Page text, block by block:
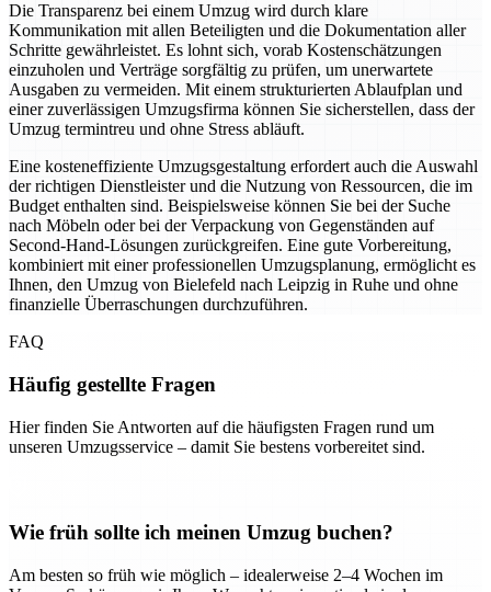
Die Transparenz bei einem Umzug wird durch klare
Kommunikation mit allen Beteiligten und die Dokumentation aller
Schritte gewährleistet. Es lohnt sich, vorab Kostenschätzungen
einzuholen und Verträge sorgfältig zu prüfen, um unerwartete
Ausgaben zu vermeiden. Mit einem strukturierten Ablaufplan und
einer zuverlässigen Umzugsfirma können Sie sicherstellen, dass der
Umzug termintreu und ohne Stress abläuft.
Eine kosteneffiziente Umzugsgestaltung erfordert auch die Auswahl
der richtigen Dienstleister und die Nutzung von Ressourcen, die im
Budget enthalten sind. Beispielsweise können Sie bei der Suche
nach Möbeln oder bei der Verpackung von Gegenständen auf
Second-Hand-Lösungen zurückgreifen. Eine gute Vorbereitung,
kombiniert mit einer professionellen Umzugsplanung, ermöglicht es
Ihnen, den Umzug von Bielefeld nach Leipzig in Ruhe und ohne
finanzielle Überraschungen durchzuführen.
FAQ
Häufig gestellte Fragen
Hier finden Sie Antworten auf die häufigsten Fragen rund um
unseren Umzugsservice – damit Sie bestens vorbereitet sind.
Wie früh sollte ich meinen Umzug buchen?
Am besten so früh wie möglich – idealerweise 2–4 Wochen im